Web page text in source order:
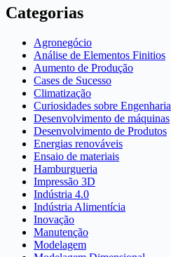
Categorias
Agronegócio
Análise de Elementos Finitios
Aumento de Produção
Cases de Sucesso
Climatização
Curiosidades sobre Engenharia
Desenvolvimento de máquinas
Desenvolvimento de Produtos
Energias renováveis
Ensaio de materiais
Hamburgueria
Impressão 3D
Indústria 4.0
Indústria Alimentícia
Inovação
Manutenção
Modelagem